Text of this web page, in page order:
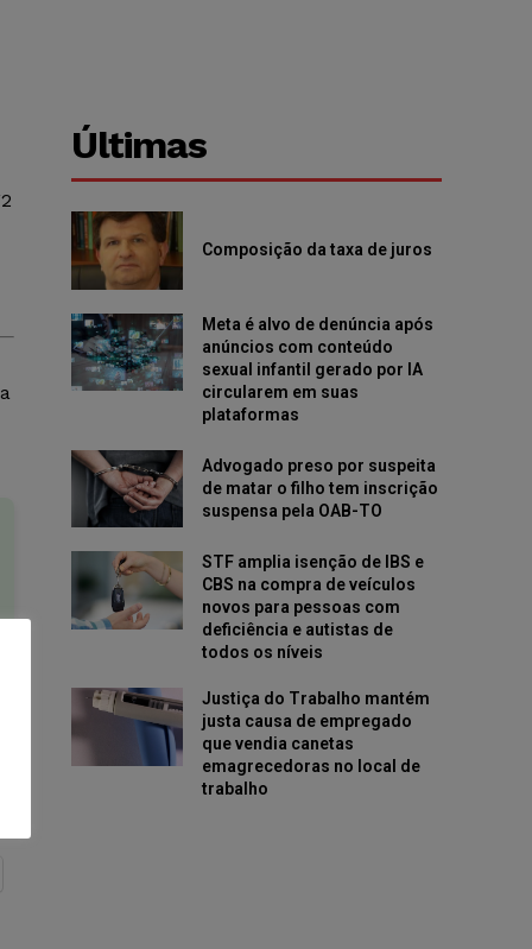
Últimas
Composição da taxa de juros
Meta é alvo de denúncia após
anúncios com conteúdo
sexual infantil gerado por IA
circularem em suas
plataformas
Advogado preso por suspeita
de matar o filho tem inscrição
suspensa pela OAB-TO
STF amplia isenção de IBS e
CBS na compra de veículos
novos para pessoas com
deficiência e autistas de
todos os níveis
Justiça do Trabalho mantém
justa causa de empregado
que vendia canetas
emagrecedoras no local de
trabalho